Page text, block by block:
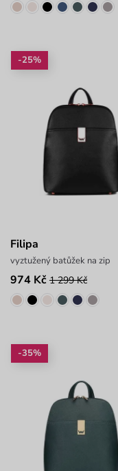
-25%
Filipa
vyztužený batůžek na zip
974 Kč 1 299 Kč
-35%